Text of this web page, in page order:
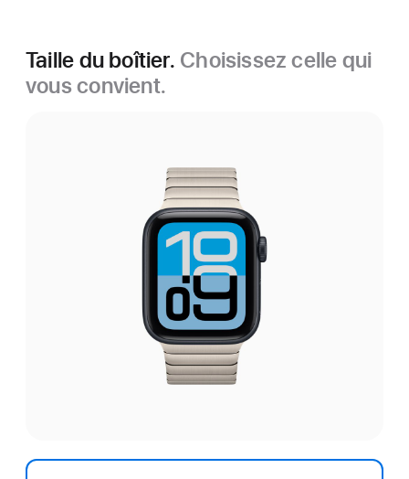
Taille du boîtier. Choisissez celle qui
vous convient.